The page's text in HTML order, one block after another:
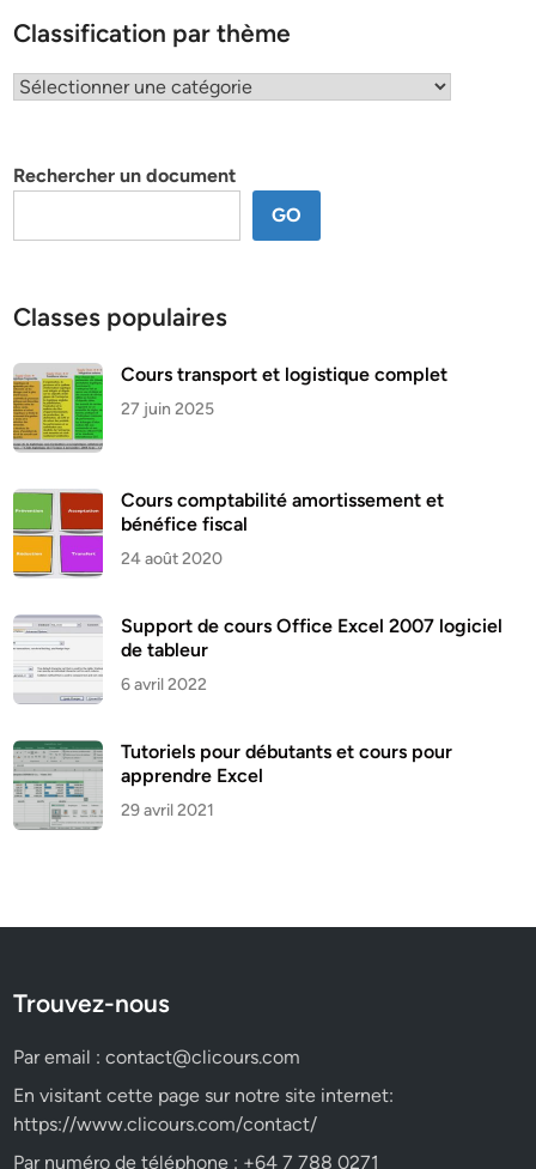
Classification par thème
Classification
Rechercher un document
GO
Classes populaires
Cours transport et logistique complet
27 juin 2025
Cours comptabilité amortissement et
bénéfice fiscal
24 août 2020
Support de cours Office Excel 2007 logiciel
de tableur
6 avril 2022
Tutoriels pour débutants et cours pour
apprendre Excel
29 avril 2021
Trouvez-nous
Par email :contact@clicours.com
En visitant cette page sur notre site internet:
https://www.clicours.com/contact/
Par numéro de téléphone : +64 7 788 0271